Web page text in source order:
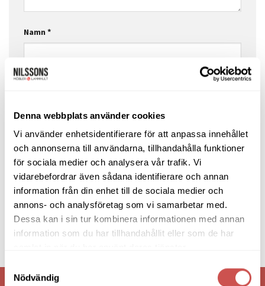
Denna webbplats använder cookies
Vi använder enhetsidentifierare för att anpassa innehållet
och annonserna till användarna, tillhandahålla funktioner
för sociala medier och analysera vår trafik. Vi
vidarebefordrar även sådana identifierare och annan
information från din enhet till de sociala medier och
annons- och analysföretag som vi samarbetar med.
Dessa kan i sin tur kombinera informationen med annan
information som du har tillhandahållit eller som de har
Samtyckesval
Nödvändig
Namn*
Webbplats